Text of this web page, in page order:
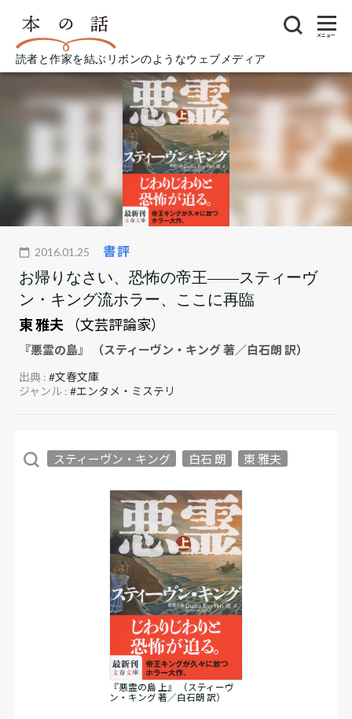
読者と作家を結ぶリボンのようなウェブメディア
メニュー
2016.01.25 書評
お帰りなさい、恐怖の帝王――スティーヴ
ン・キング流ホラー、ここに再臨
東 雅夫
（文芸評論家）
『悪霊の島』 （スティーヴン・キング 著／白石朗 訳）
出典 :#文春文庫
ジャンル :#エンタメ・ミステリ
スティーヴン・キング 白石 朗 東 雅夫
『悪霊の島 上』 （スティーヴ
ン・キング 著／白石朗 訳）